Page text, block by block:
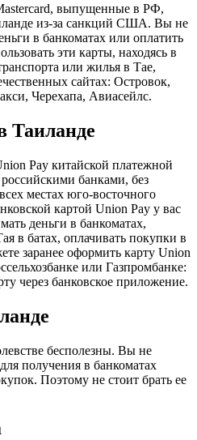
выпущенные в РФ,
из-за санкций США. Вы не
в банкоматах или оплатить
эти карты, находясь в
или жилья в Тае,
сайтах: Островок,
Черехапа, Авиасейлс.
Таиланде
Pay китайской платежной
банками, без
местах юго-восточного
картой Union Pay у вас
деньги в банкоматах,
в батах, оплачивать покупки в
заранее оформить карту Union
или Газпромбанке:
через банковское приложение.
бесполезны. Вы не
получения в банкоматах
Поэтому не стоит брать ее